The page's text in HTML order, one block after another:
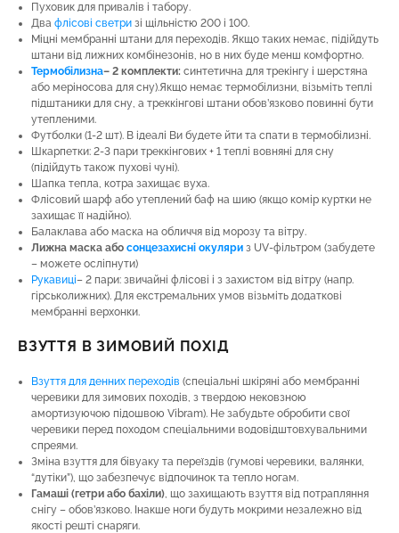
Пуховик для привалів і табору.
Два флісові светри зі щільністю 200 і 100.
Міцні мембранні штани для переходів. Якщо таких немає, підійдуть
штани від лижних комбінезонів, но в них буде менш комфортно.
Термобілизна– 2 комплекти: синтетична для трекінгу і шерстяна
або меріносова для сну).Якщо немає термобілизни, візьміть теплі
підштаники для сну, а треккінгові штани обов’язково повинні бути
утепленими.
Футболки (1-2 шт). В ідеалі Ви будете йти та спати в термобілизні.
Шкарпетки: 2-3 пари треккінгових + 1 теплі вовняні для сну
(підійдуть також пухові чуні).
Шапка тепла, котра захищає вуха.
Флісовий шарф або утеплений баф на шию (якщо комір куртки не
захищає її надійно).
Балаклава або маска на обличчя від морозу та вітру.
Лижна маска або сонцезахисні окуляри з UV-фільтром (забудете
– можете осліпнути)
Рукавиці– 2 пари: звичайні флісові і з захистом від вітру (напр.
гірськолижних). Для екстремальних умов візьміть додаткові
мембранні верхонки.
ВЗУТТЯ В ЗИМОВИЙ ПОХІД
Взуття для денних переходів (спеціальні шкіряні або мембранні
черевики для зимових походів, з твердою нековзною
амортизуючою підошвою Vibram). Не забудьте обробити свої
черевики перед походом спеціальними водовідштовхувальними
спреями.
Зміна взуття для бівуаку та переїздів (гумові черевики, валянки,
“дутіки”), що забезпечує відпочинок та тепло ногам.
Гамаші (гетри або бахіли), що захищають взуття від потрапляння
снігу – обов’язково. Інакше ноги будуть мокрими незалежно від
якості решті снаряги.